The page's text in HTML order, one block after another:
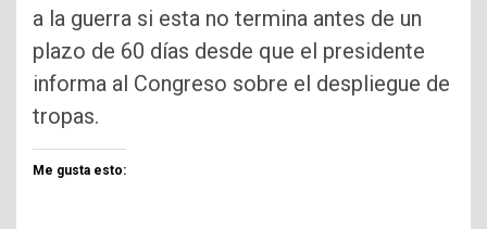
a la guerra si esta no termina antes de un
plazo de 60 días desde que el presidente
informa al Congreso sobre el despliegue de
tropas.
Me gusta esto: